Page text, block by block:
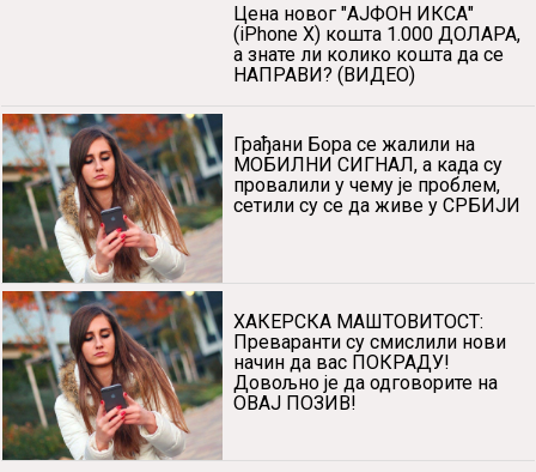
Цена новог "АЈФОН ИКСА"
(iPhone X) кошта 1.000 ДОЛАРА,
а знате ли колико кошта да се
НАПРАВИ? (ВИДЕО)
Грађани Бора се жалили на
МОБИЛНИ СИГНАЛ, а када су
провалили у чему је проблем,
сетили су се да живе у СРБИЈИ
ХАКЕРСКА МАШТОВИТОСТ:
Преваранти су смислили нови
начин да вас ПОКРАДУ!
Довољно је да одговорите на
ОВАЈ ПОЗИВ!